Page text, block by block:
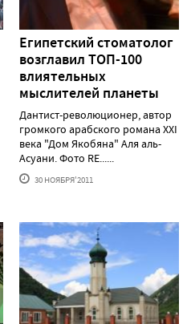
Египетский стоматолог
возглавил ТОП-100
влиятельных
мыслителей планеты
Дантист-революционер, автор
громкого арабского романа XXI
века "Дом Якобяна" Аля аль-
Асуани. Фото RE......
30 НОЯБРЯ'2011